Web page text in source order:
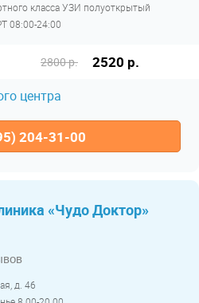
класса УЗИ полуоткрытый
08:00-24:00
2800 р. 2520 р.
центра
204-31-00
«Чудо Доктор»
д. 46